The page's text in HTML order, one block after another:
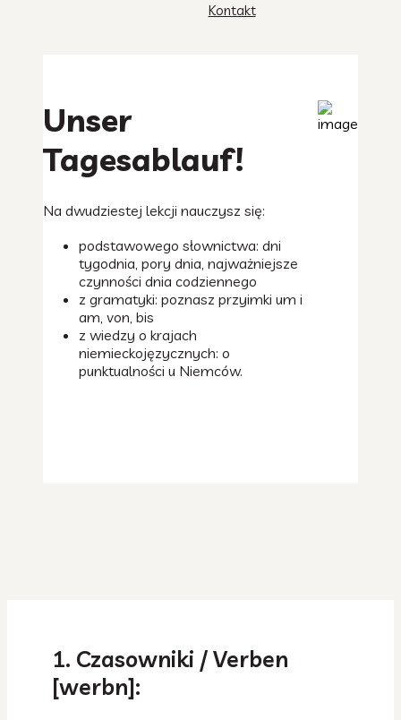
Kontakt
Unser
Tagesablauf!
Na dwudziestej lekcji nauczysz się:
podstawowego słownictwa: dni
tygodnia, pory dnia, najważniejsze
czynności dnia codziennego
z gramatyki: poznasz przyimki um i
am, von, bis
z wiedzy o krajach
niemieckojęzycznych: o
punktualności u Niemców.
1. Czasowniki / Verben
[werbn]: